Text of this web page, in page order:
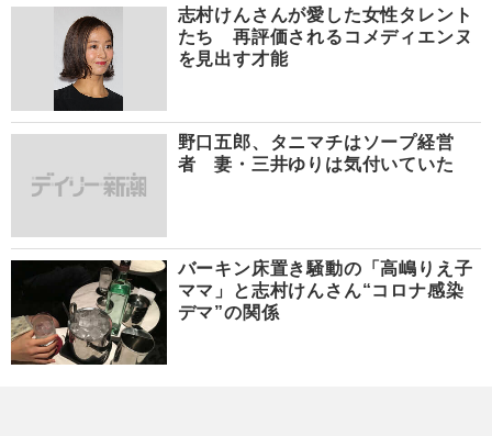
志村けんさんが愛した女性タレント
たち 再評価されるコメディエンヌ
を見出す才能
野口五郎、タニマチはソープ経営
者 妻・三井ゆりは気付いていた
バーキン床置き騒動の「高嶋りえ子
ママ」と志村けんさん“コロナ感染
デマ”の関係